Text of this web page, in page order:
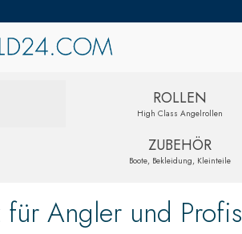
ROLLEN
High Class Angelrollen
ZUBEHÖR
Boote, Bekleidung, Kleinteile
Angler und Profis